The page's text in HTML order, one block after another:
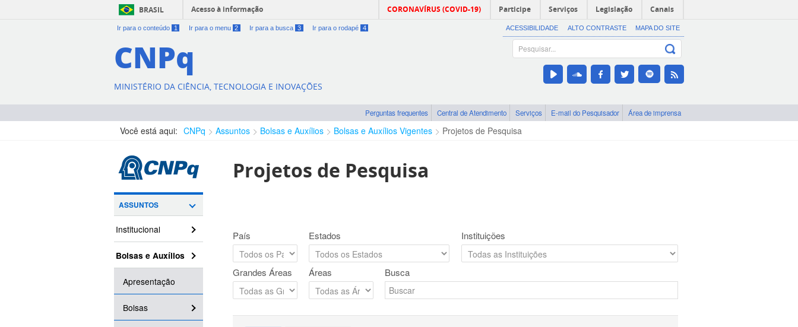
BRASIL Acesso à informação CORONAVÍRUS (COVID-19) Participe Serviços Legislação Canais
Ir para o conteúdo 1 Ir para o menu 2 Ir para a busca 3 Ir para o rodapé 4 ACESSIBILIDADE ALTO CONTRASTE MAPA DO SITE
CNPq
MINISTÉRIO DA CIÊNCIA, TECNOLOGIA E INOVAÇÕES
Perguntas frequentes Central de Atendimento Serviços E-mail do Pesquisador Área de imprensa
Você está aqui: CNPq Assuntos Bolsas e Auxílios Bolsas e Auxílios Vigentes Projetos de Pesquisa
ASSUNTOS
Institucional
Bolsas e Auxílios
Apresentação
Bolsas
Projetos de Pesquisa
País Estados Instituições
Grandes Áreas Áreas Busca